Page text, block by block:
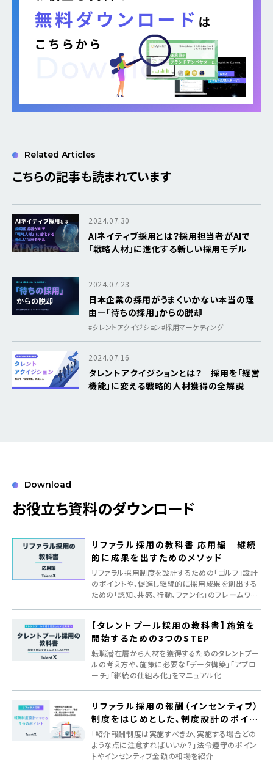
Related Articles
こちらの記事も読まれています
2024.07.30
AIネイティブ採用とは？採用担当者がAIで
「戦略人材」に進化する新しい採用モデル
2024.07.23
日本企業の採用がうまくいかない本当の理
由―「待ちの採用」からの脱却
#タレントアクイジション#採用マーケティング
2024.07.16
タレントアクイジションとは？―採用を「経営
機能」に変える戦略的人材獲得の全解説
Download
お役立ち資料のダウンロード
リファラル採用の教科書 応用編｜継続
的に成果を出すためのメソッド
リファラル採用制度を設計するための「ゴルフ」設計
のポイントや、促進し継続的に採用成果を創出する
ための「認知、共感、行動、ファン化」のフレームワー
【タレントプール採用の教科書】施策を
開始するための3つのSTEP
転職潜在層から人材を獲得するためのタレントプー
ルの考え方や、施策に必要な「データ構築」「アプロ
ーチ」「継続の仕組み化」をマニュアル化
リファラル採用の報酬（インセンティブ）
制度をはじめとした、制度設計のポイン
ト
「紹介報酬制度は実施すべきか、実施する場合どの
ような点に注意すればいいか？」法令遵守のポイン
トやインセンティブ金額の相場を紹介